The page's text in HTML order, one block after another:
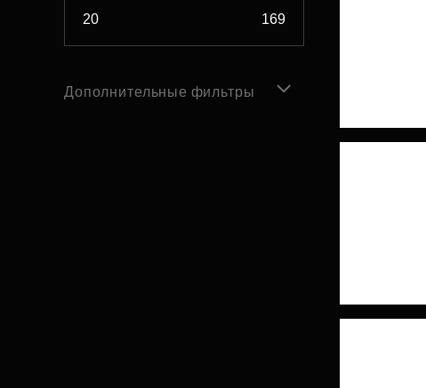
Дополнительные фильтры